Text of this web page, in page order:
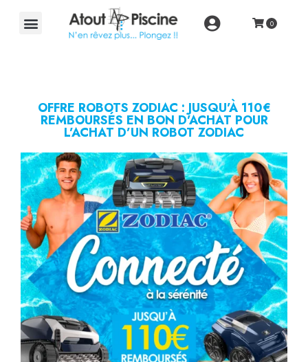
OFFRE ROBOTS ZODIAC : JUSQU’À 110€
REMBOURSÉS EN BON D’ACHAT POUR
L’ACHAT D’UN ROBOT ZODIAC